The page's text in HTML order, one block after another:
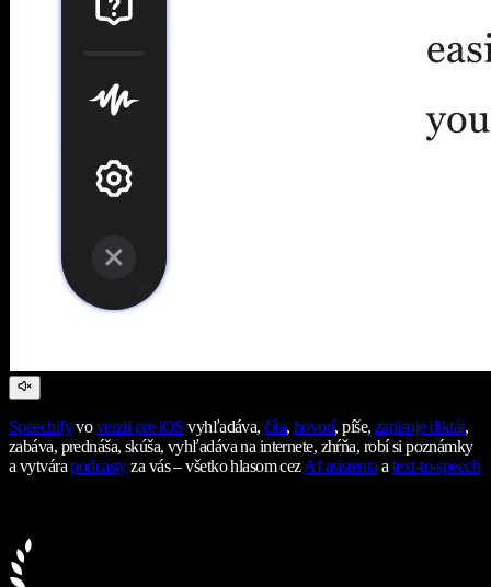
Speechifyvoverzii pre iOS vyhľadáva,číta, hovorí, píše,zapisuje diktát,
zabáva, prednáša, skúša, vyhľadáva na internete, zhŕňa, robí si poznámky
a vytvárapodcastyza vás – všetko hlasom cezAI asistentaatext-to-speech